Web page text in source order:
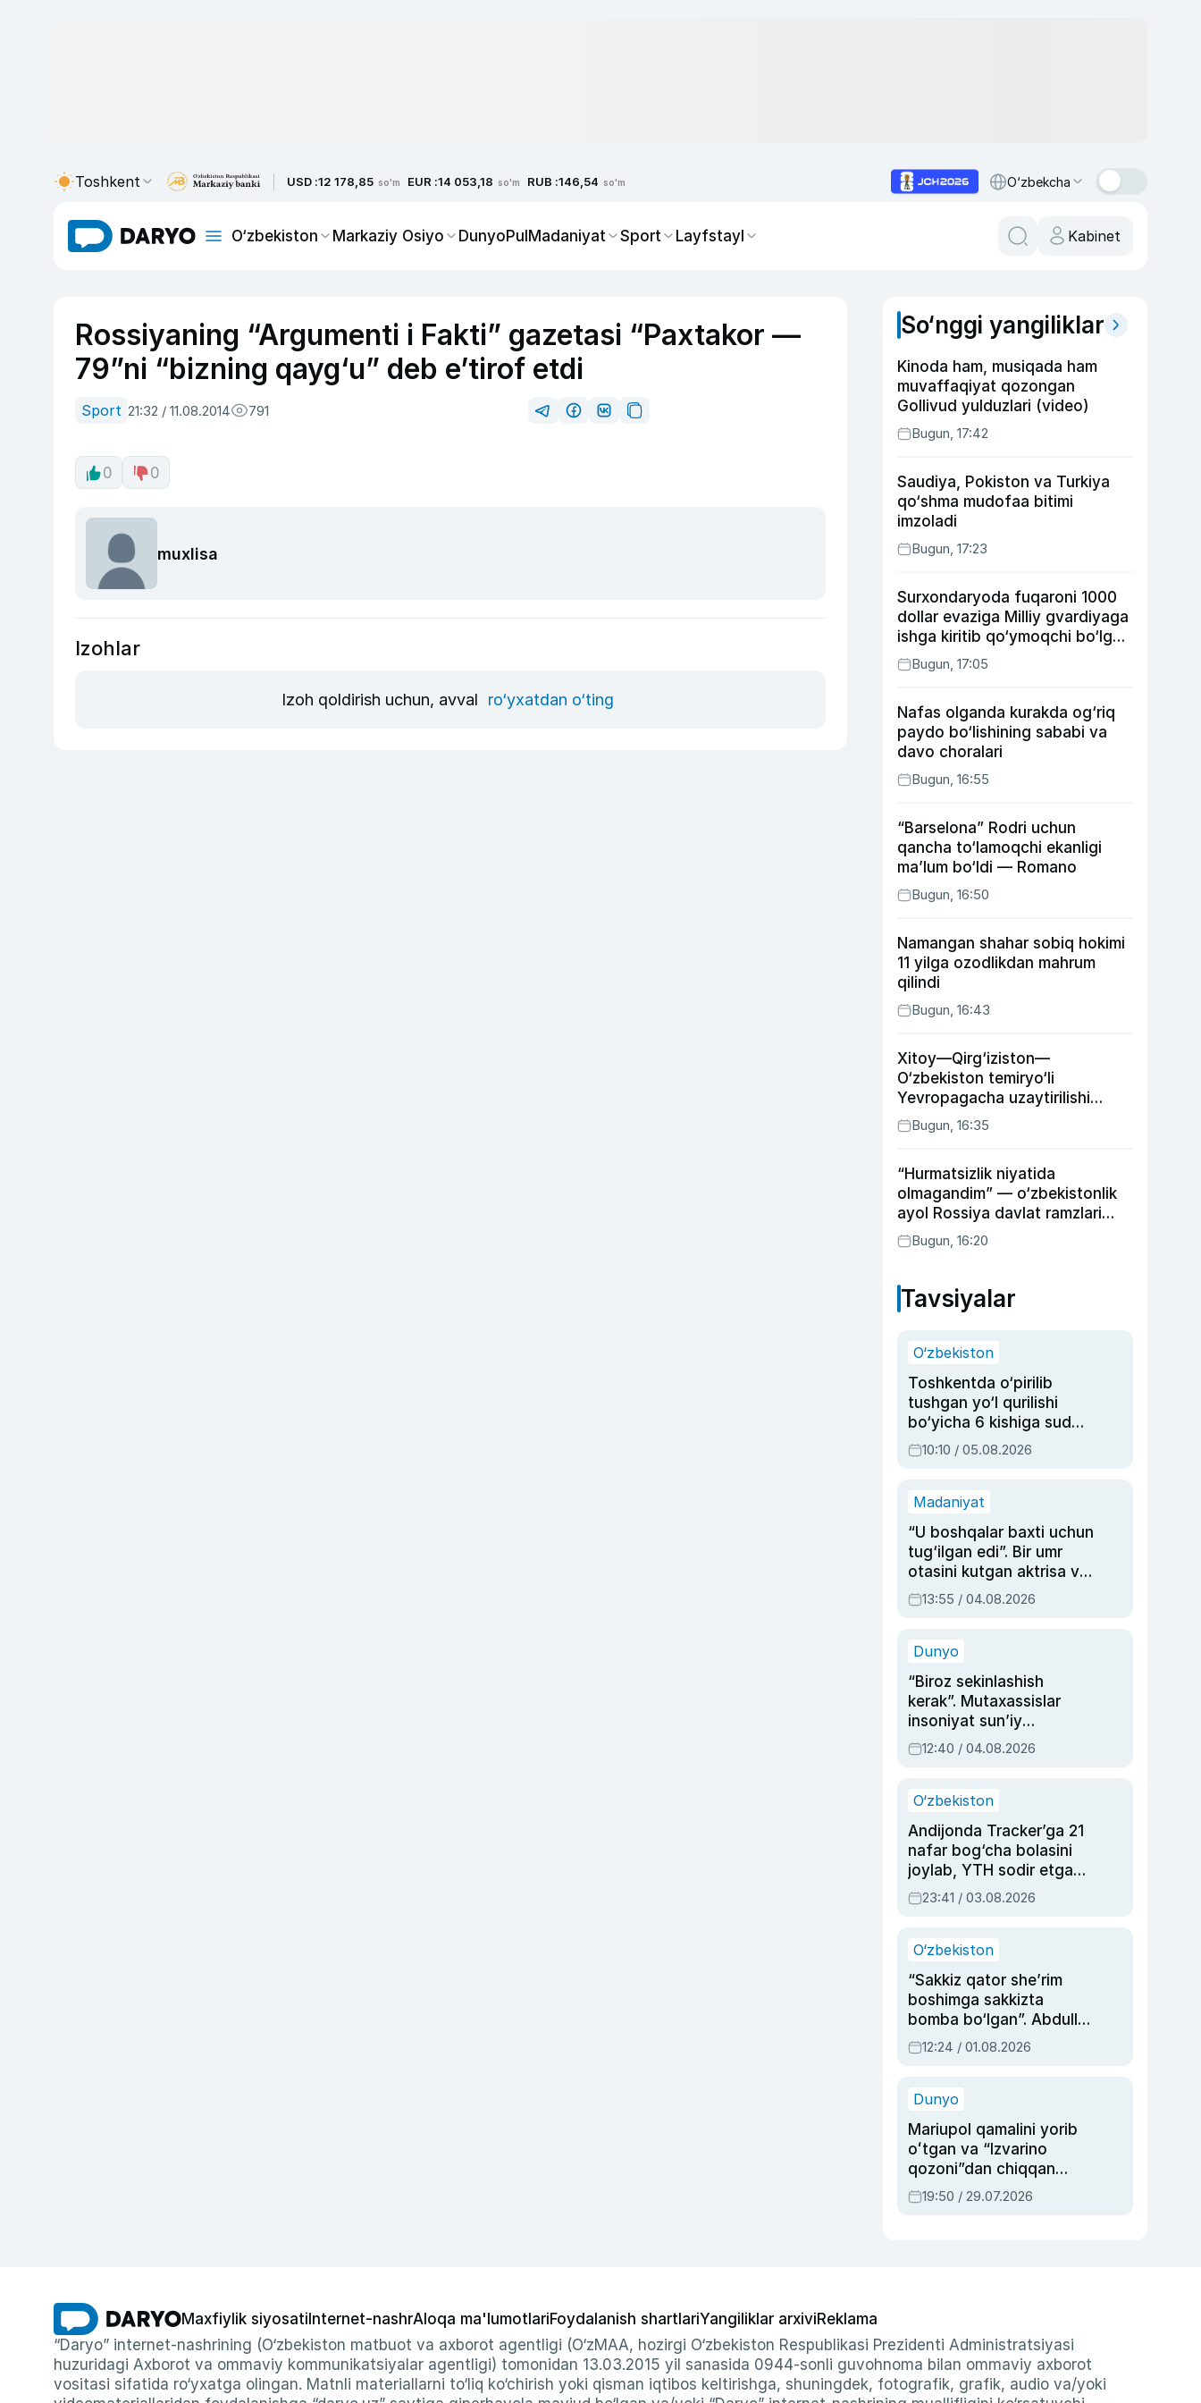
Toshkent USD :12 178,85 so'm EUR :14 053,18 so'm RUB :146,54 so'm O‘zbekcha
O‘zbekiston Markaziy Osiyo DunyoPulMadaniyat Sport Layfstayl Kabinet
Rossiyaning “Argumenti i Fakti” gazetasi “Paxtakor —
79”ni “bizning qayg‘u” deb e’tirof etdi
Sport 21:32 / 11.08.2014 791
0 0
muxlisa
Izohlar
Izoh qoldirish uchun, avval ro‘yxatdan o‘ting
So‘nggi yangiliklar
Kinoda ham, musiqada ham
muvaffaqiyat qozongan
Gollivud yulduzlari (video)
Bugun, 17:42
Saudiya, Pokiston va Turkiya
qo‘shma mudofaa bitimi
imzoladi
Bugun, 17:23
Surxondaryoda fuqaroni 1000
dollar evaziga Milliy gvardiyaga
ishga kiritib qo‘ymoqchi bo‘lgan
shaxs ushlandi
Bugun, 17:05
Nafas olganda kurakda og‘riq
paydo bo‘lishining sababi va
davo choralari
Bugun, 16:55
“Barselona” Rodri uchun
qancha to‘lamoqchi ekanligi
ma’lum bo‘ldi — Romano
Bugun, 16:50
Namangan shahar sobiq hokimi
11 yilga ozodlikdan mahrum
qilindi
Bugun, 16:43
Xitoy—Qirg‘iziston—
O‘zbekiston temiryo‘li
Yevropagacha uzaytirilishi
mumkin
Bugun, 16:35
“Hurmatsizlik niyatida
olmagandim” — o‘zbekistonlik
ayol Rossiya davlat ramzlari
tushirilgan poyandoz haqida
Bugun, 16:20
Tavsiyalar
O‘zbekiston
Toshkentda o‘pirilib
tushgan yo‘l qurilishi
bo‘yicha 6 kishiga sud
hukmi o‘qildi
10:10 / 05.08.2026
Madaniyat
“U boshqalar baxti uchun
tug‘ilgan edi”. Bir umr
otasini kutgan aktrisa va
dublyaj ustasi Rimma
Ahmedovaning
13:55 / 04.08.2026
Dunyo
“Biroz sekinlashish
kerak”. Mutaxassislar
insoniyat sun’iy
intellektni boshqara
olmay qolishidan xavotir
12:40 / 04.08.2026
O‘zbekiston
Andijonda Tracker’ga 21
nafar bog‘cha bolasini
joylab, YTH sodir etgan
ayolga sud hukmi o‘qildi
23:41 / 03.08.2026
O‘zbekiston
“Sakkiz qator she’rim
boshimga sakkizta
bomba bo‘lgan”. Abdulla
Oripovni siyosiy
ayblovlardan asrab
12:24 / 01.08.2026
Dunyo
Mariupol qamalini yorib
oʻtgan va “Izvarino
qozoni”dan chiqqan
qahramon — Ukraina
armiyasi bosh
19:50 / 29.07.2026
Maxfiylik siyosati Internet-nashrAloqa ma'lumotlariFoydalanish shartlariYangiliklar arxiviReklama
“Daryo” internet-nashrining (O‘zbekiston matbuot va axborot agentligi (O‘zMAA, hozirgi O‘zbekiston Respublikasi Prezidenti Administratsiyasi
huzuridagi Axborot va ommaviy kommunikatsiyalar agentligi) tomonidan 13.03.2015 yil sanasida 0944-sonli guvohnoma bilan ommaviy axborot
vositasi sifatida ro‘yxatga olingan. Matnli materiallarni to‘liq ko‘chirish yoki qisman iqtibos keltirishga, shuningdek, fotografik, grafik, audio va/yoki